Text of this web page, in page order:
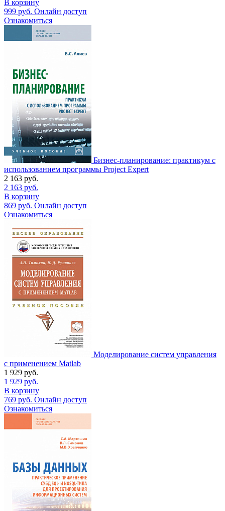
В корзину
999 руб. Онлайн доступ
Ознакомиться
Бизнес-планирование: практикум с
использованием программы Project Expert
2 163 руб.
2 163 руб.
В корзину
869 руб. Онлайн доступ
Ознакомиться
Моделирование систем управления
с применением Matlab
1 929 руб.
1 929 руб.
В корзину
769 руб. Онлайн доступ
Ознакомиться